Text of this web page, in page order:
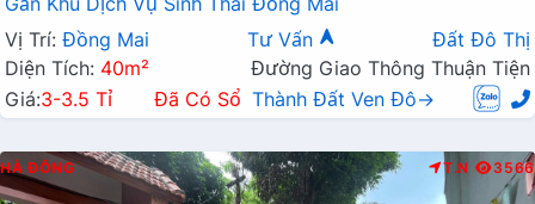
Vị Trí: Đồng Mai Tư Vấn
Đất Đô Thị
Diện Tích: 40m²
Đường Giao Thông Thuận Tiện
Giá:3-3.5 Tỉ Đã Có Sổ Thành Đất Ven Đô→
HÀ ĐÔNG T.N 3566